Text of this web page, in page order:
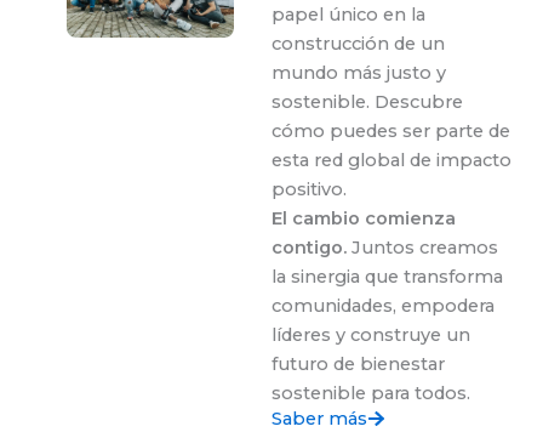
papel único en la
construcción de un
mundo más justo y
sostenible. Descubre
cómo puedes ser parte de
esta red global de impacto
positivo.
El cambio comienza
contigo. Juntos creamos
la sinergia que transforma
comunidades, empodera
líderes y construye un
futuro de bienestar
sostenible para todos.
Saber más